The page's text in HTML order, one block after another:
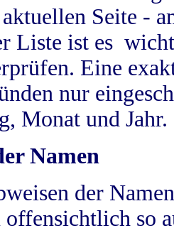
Seite -
Liste ist es
Eine
nur
Monat und Jahr.
Namen
der
so